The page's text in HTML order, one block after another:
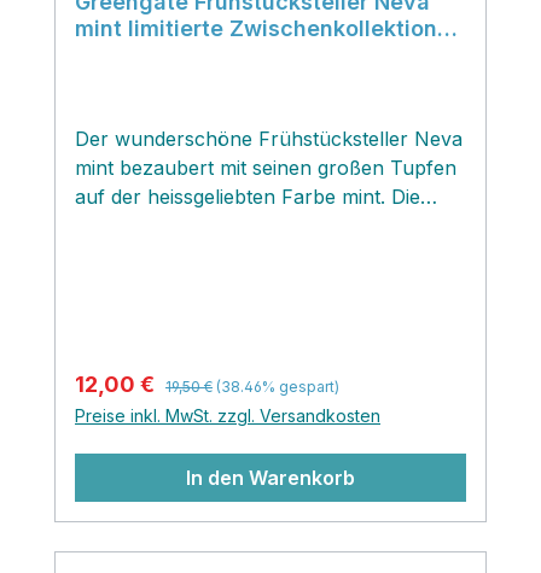
mint limitierte Zwischenkollektion
Der wunderschöne Frühstücksteller Neva
mint bezaubert mit seinen großen Tupfen
auf der heissgeliebten Farbe mint. Die
Verkaufspreis:
12,00 € Regulärer Preis:
19,50 € (38.46% gespart)
Preise inkl. MwSt. zzgl. Versandkosten
In den Warenkorb